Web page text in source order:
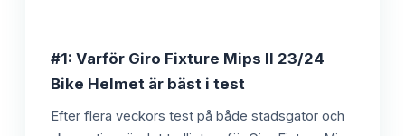
#1: Varför Giro Fixture Mips II 23/24
Bike Helmet är bäst i test
Efter flera veckors test på både stadsgator och